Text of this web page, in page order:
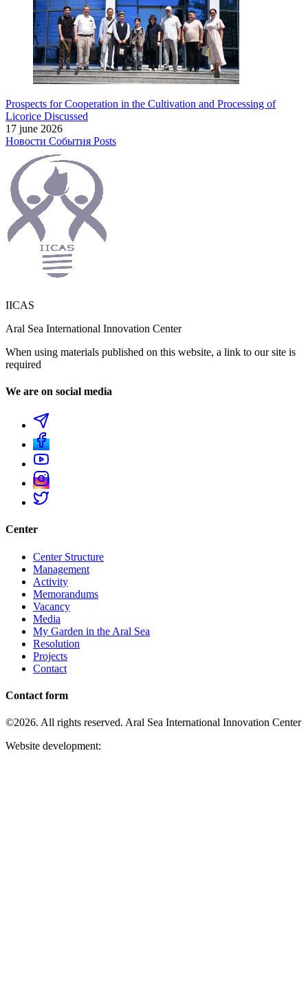
Prospects for Cooperation in the Cultivation and Processing of
Licorice Discussed
17 june 2026
Новости События Posts
IICAS
Aral Sea International Innovation Center
When using materials published on this website, a link to our site is
required
We are on social media
Center
Center Structure
Management
Activity
Memorandums
Vacancy
Media
My Garden in the Aral Sea
Resolution
Projects
Contact
Contact form
©2026. All rights reserved. Aral Sea International Innovation Center
Website development: